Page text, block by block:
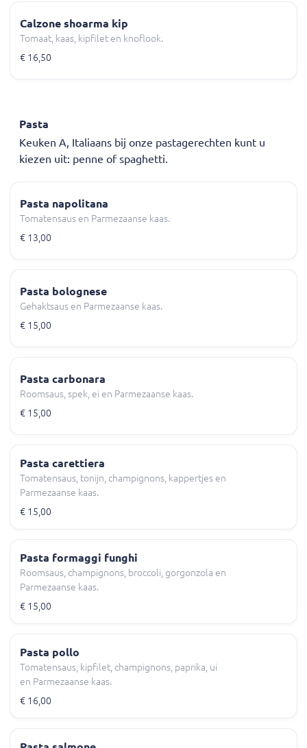
Calzone shoarma kip
Tomaat, kaas, kipfilet en knoflook.
€ 16,50
Pasta
Keuken A, Italiaans bij onze pastagerechten kunt u
kiezen uit: penne of spaghetti.
Pasta napolitana
Tomatensaus en Parmezaanse kaas.
€ 13,00
Pasta bolognese
Gehaktsaus en Parmezaanse kaas.
€ 15,00
Pasta carbonara
Roomsaus, spek, ei en Parmezaanse kaas.
€ 15,00
Pasta carettiera
Tomatensaus, tonijn, champignons, kappertjes en
Parmezaanse kaas.
€ 15,00
Pasta formaggi funghi
Roomsaus, champignons, broccoli, gorgonzola en
Parmezaanse kaas.
€ 15,00
Pasta pollo
Tomatensaus, kipfilet, champignons, paprika, ui
en Parmezaanse kaas.
€ 16,00